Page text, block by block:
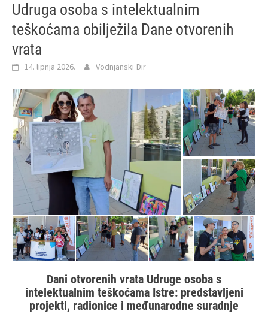
Udruga osoba s intelektualnim
teškoćama obilježila Dane otvorenih
vrata
14. lipnja 2026. Vodnjanski Đir
Dani otvorenih vrata Udruge osoba s
intelektualnim teškoćama Istre: predstavljeni
projekti, radionice i međunarodne suradnje